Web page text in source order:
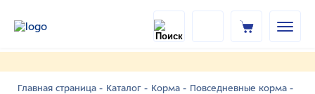
Главная страница - Каталог - Корма - Повседневные корма -